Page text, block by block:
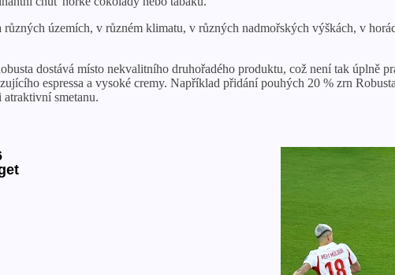
územích, v různém klimatu, v různých nadmořských výškách, v
dostává místo nekvalitního druhořadého produktu, což není tak úplně
espressa a vysoké cremy. Například přidání pouhých 20 % zrn
smetanu.